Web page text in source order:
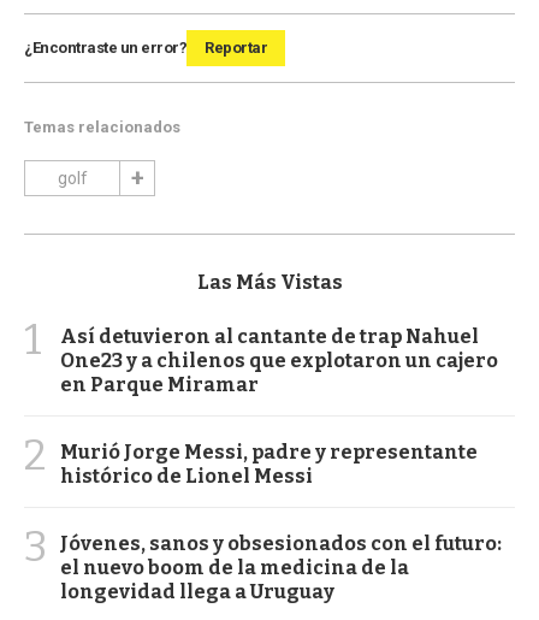
¿Encontraste un error? Reportar
Temas relacionados
golf
Las Más Vistas
1
Así detuvieron al cantante de trap Nahuel
One23 y a chilenos que explotaron un cajero
en Parque Miramar
2
Murió Jorge Messi, padre y representante
histórico de Lionel Messi
3
Jóvenes, sanos y obsesionados con el futuro:
el nuevo boom de la medicina de la
longevidad llega a Uruguay